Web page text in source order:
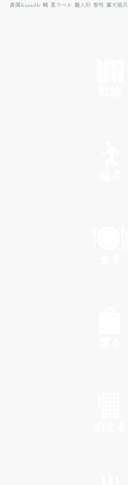
農園KazetoNe 鯛 黒ラベル 雛人形 黎明 露天風呂